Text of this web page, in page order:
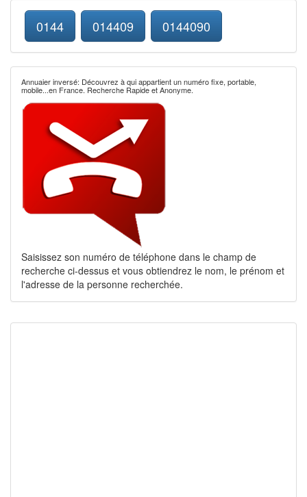
0144 014409 0144090
Annuaier inversé: Découvrez à qui appartient un numéro fixe, portable,
mobile...en France. Recherche Rapide et Anonyme.
Saisissez son numéro de téléphone dans le champ de
recherche ci-dessus et vous obtiendrez le nom, le prénom et
l'adresse de la personne recherchée.